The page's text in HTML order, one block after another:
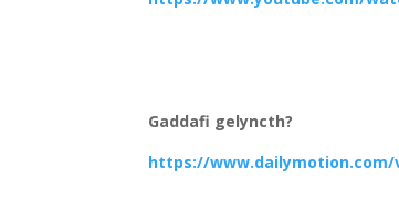
Gaddafi gelyncth?
https://www.dailymotion.com/